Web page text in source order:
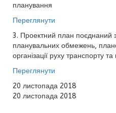
планування
Переглянути
3. Проектний план поєднаний
планувальних обмежень,
організації руху транспорту та
Переглянути
20 листопада 2018
20 листопада 2018